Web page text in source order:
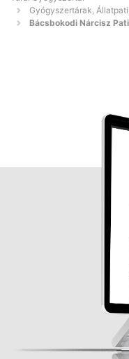
Gyógyszertárak,
Bácsbokodi Nárcisz